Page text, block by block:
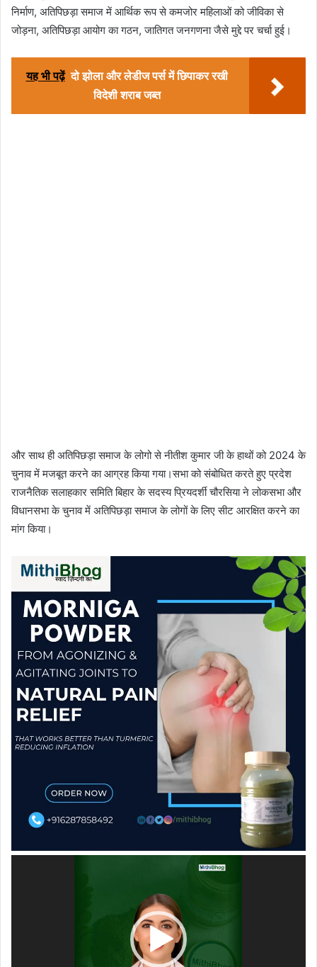
निर्माण, अतिपिछड़ा समाज में आर्थिक रूप से कमजोर महिलाओं को जीविका से
जोड़ना, अतिपिछड़ा आयोग का गठन, जातिगत जनगणना जैसे मुद्दे पर चर्चा हुई।
यह भी पढ़ें दो झोला और लेडीज पर्स में छिपाकर रखी
विदेशी शराब जब्त
और साथ ही अतिपिछड़ा समाज के लोगो से नीतीश कुमार जी के हाथों को 2024 के
चुनाव में मजबूत करने का आग्रह किया गया।सभा को संबोधित करते हुए प्रदेश
राजनैतिक सलाहकार समिति बिहार के सदस्य प्रियदर्शी चौरसिया ने लोकसभा और
विधानसभा के चुनाव में अतिपिछड़ा समाज के लोगों के लिए सीट आरक्षित करने का
मांग किया।